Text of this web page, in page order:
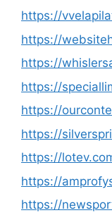
https://
https://
https://
https://
https://
https://
https://
https://
https://